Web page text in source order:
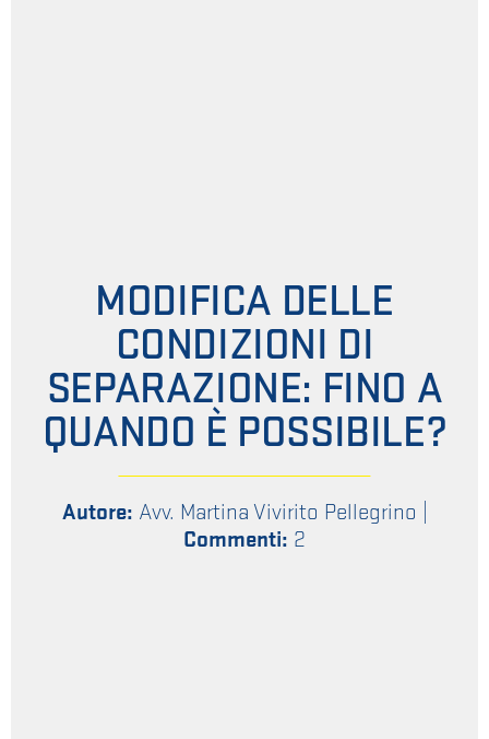
MODIFICA DELLE
CONDIZIONI DI
SEPARAZIONE: FINO A
QUANDO È POSSIBILE?
Autore: Avv. Martina Vivirito Pellegrino
Commenti: 2